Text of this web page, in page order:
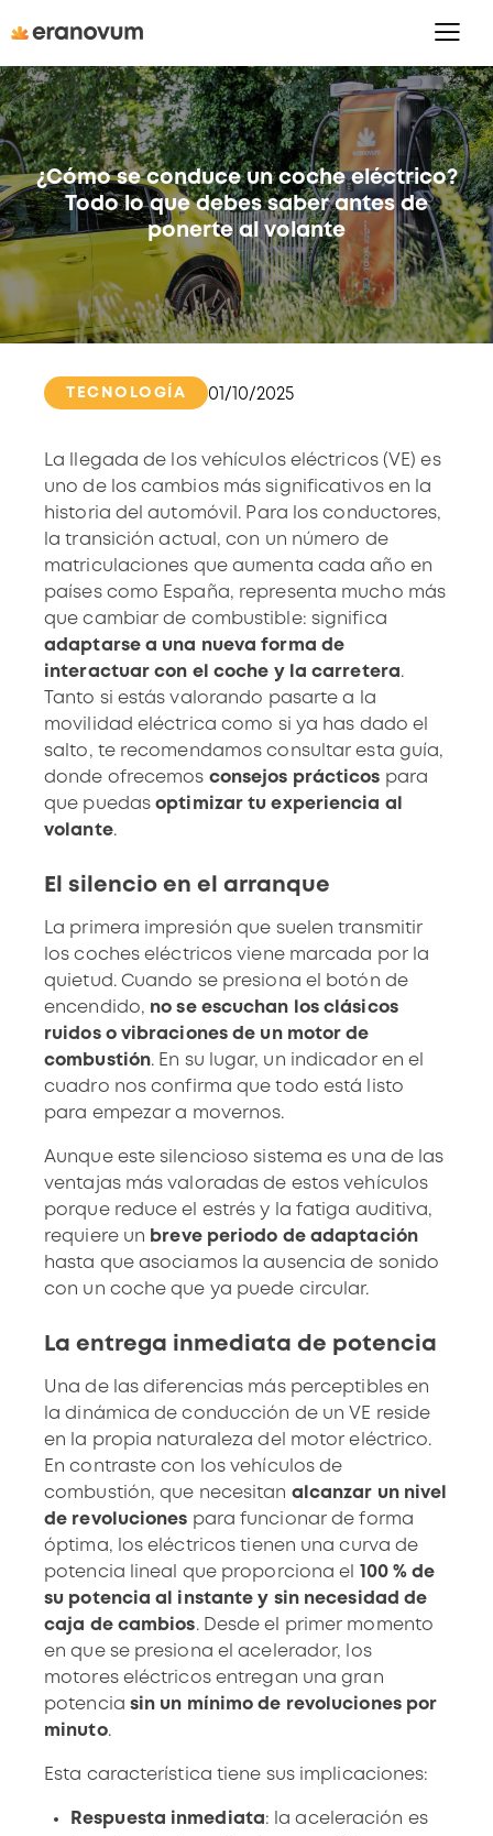
¿Cómo se conduce un coche eléctrico?
Todo lo que debes saber antes de
ponerte al volante
TECNOLOGÍA 01/10/2025
La llegada de los vehículos eléctricos (VE) es
uno de los cambios más significativos en la
historia del automóvil. Para los conductores,
la transición actual, con un número de
matriculaciones que aumenta cada año en
países como España, representa mucho más
que cambiar de combustible: significa
adaptarse a una nueva forma de
interactuar con el coche y la carretera.
Tanto si estás valorando pasarte a la
movilidad eléctrica como si ya has dado el
salto, te recomendamos consultar esta guía,
donde ofrecemos consejos prácticos para
que puedasoptimizar tu experiencia al
volante.
El silencio en el arranque
La primera impresión que suelen transmitir
loscoches eléctricos viene marcada por la
quietud. Cuando se presiona el botón de
encendido, no se escuchan los clásicos
ruidos o vibraciones de un motor de
combustión. En su lugar, un indicador en el
cuadro nos confirma que todo está listo
para empezar a movernos.
Aunque este silencioso sistema es una de las
ventajas más valoradas de estos vehículos
porque reduce el estrés y la fatiga auditiva,
requiere un breve periodo de adaptación
hasta que asociamos la ausencia de sonido
con un coche que ya puede circular.
La entrega inmediata de potencia
Una de las diferencias más perceptibles en
la dinámica de conducción de un VE reside
en la propia naturaleza del motor eléctrico.
En contraste con los vehículos de
combustión, que necesitan alcanzar un nivel
de revoluciones para funcionar de forma
óptima, los eléctricos tienen una curva de
potencia lineal que proporciona el
100 % de
su potencia al instante y sin necesidad de
caja de cambios. Desde el primer momento
en que se presiona el acelerador, los
motores eléctricos entregan una gran
potencia sin un mínimo de revoluciones por
minuto.
Esta característica tiene sus implicaciones:
Respuesta inmediata: la aceleración es